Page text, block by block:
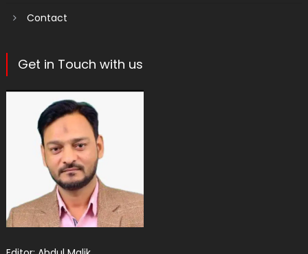
Contact
Get in Touch with us